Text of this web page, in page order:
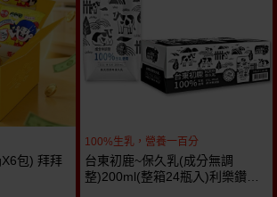
包) 拜拜
100%生乳，營養一百分
台東初鹿~保久乳(成分無調
整)200ml(整箱24瓶入)利樂鑽包